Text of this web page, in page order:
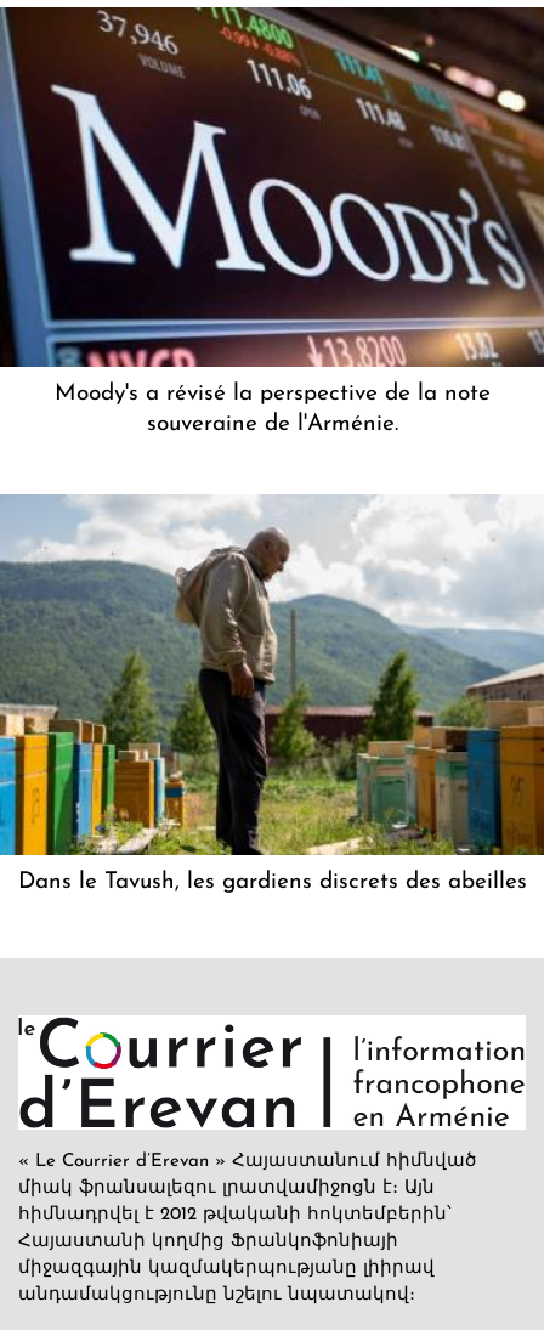
Moody's a révisé la perspective de la note
souveraine de l'Arménie.
Dans le Tavush, les gardiens discrets des abeilles
« Le Courrier d’Erevan » Հայաստանում հիմնված
միակ ֆրանսալեզու լրատվամիջոցն է։ Այն
հիմնադրվել է 2012 թվականի հոկտեմբերին՝
Հայաստանի կողմից Ֆրանկոֆոնիայի
միջազգային կազմակերպությանը լիիրավ
անդամակցությունը նշելու նպատակով։